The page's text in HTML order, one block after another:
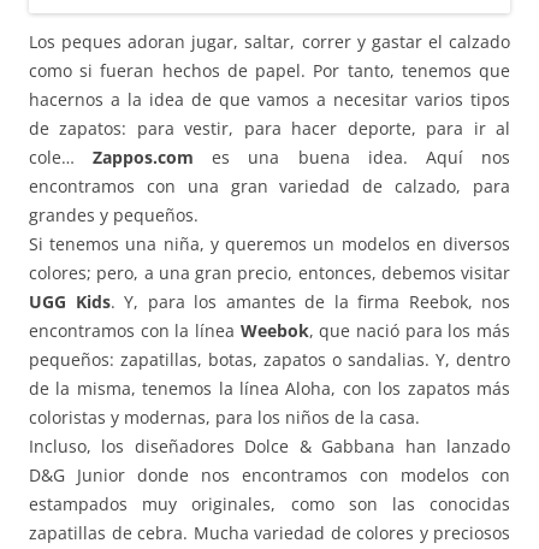
Los peques adoran jugar, saltar, correr y gastar el calzado
como si fueran hechos de papel. Por tanto, tenemos que
hacernos a la idea de que vamos a necesitar varios tipos
de zapatos: para vestir, para hacer deporte, para ir al
cole…Zappos.com es una buena idea. Aquí nos
encontramos con una gran variedad de calzado, para
grandes y pequeños.
Si tenemos una niña, y queremos un modelos en diversos
colores; pero, a una gran precio, entonces, debemos visitar
UGG Kids. Y, para los amantes de la firma Reebok, nos
encontramos con la línea Weebok, que nació para los más
pequeños: zapatillas, botas, zapatos o sandalias. Y, dentro
de la misma, tenemos la línea Aloha, con los zapatos más
coloristas y modernas, para los niños de la casa.
Incluso, los diseñadores Dolce & Gabbana han lanzado
D&G Junior donde nos encontramos con modelos con
estampados muy originales, como son las conocidas
zapatillas de cebra. Mucha variedad de colores y preciosos